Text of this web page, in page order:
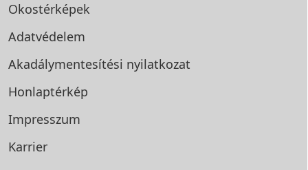
Okostérképek
Adatvédelem
Akadálymentesítési nyilatkozat
Honlaptérkép
Impresszum
Karrier